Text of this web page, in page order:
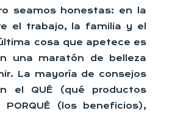
seamos honestas: en la
el trabajo, la familia y el
cosa que apetece es
una maratón de belleza
La mayoría de consejos
el QUÉ (qué productos
(los beneficios),